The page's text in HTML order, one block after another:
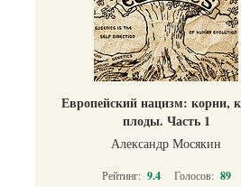
Европейский нацизм: корни,
плоды. Часть 1
Александр Мосякин
Рейтинг: 9.4 Голосов: 89